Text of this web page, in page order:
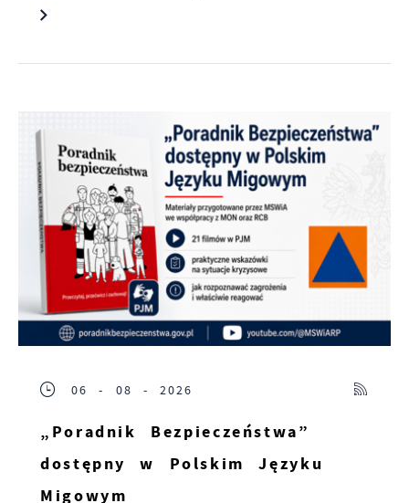
06 - 08 - 2026
„Poradnik Bezpieczeństwa”
dostępny w Polskim Języku
Migowym